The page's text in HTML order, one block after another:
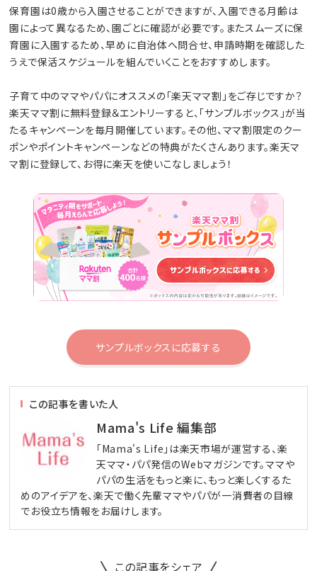
保育園は0歳から入園させることができますが、入園できる月齢は
園によって異なるため、園ごとに確認が必要です。またスムーズに保
育園に入園するため、早めに自治体へ問合せ、申請時期を確認した
うえで保活スケジュールを組んでいくことをおすすめします。
子育て中のママやパパにオススメの「楽天ママ割」をご存じですか？
楽天ママ割に無料登録＆エントリーすると、「サンプルボックス」が当
たるキャンペーンを毎月開催しています。その他、ママ割限定のクー
ポンやポイントキャンペーンなどの特典がたくさんあります。楽天マ
マ割に登録して、お得に楽天を使いこなしましょう！
サンプルボックスに応募する
この記事を書いた人
Mama's Life 編集部
「Mama's Life」は楽天市場が運営する、楽
天ママ・パパ発信のWebマガジンです。ママや
パパの生活をもっと楽に、もっと楽しくするた
めのアイデアを、楽天で働く先輩ママやパパが一消費者の目線
でお役立ち情報をお届けします。
この記事をシェア